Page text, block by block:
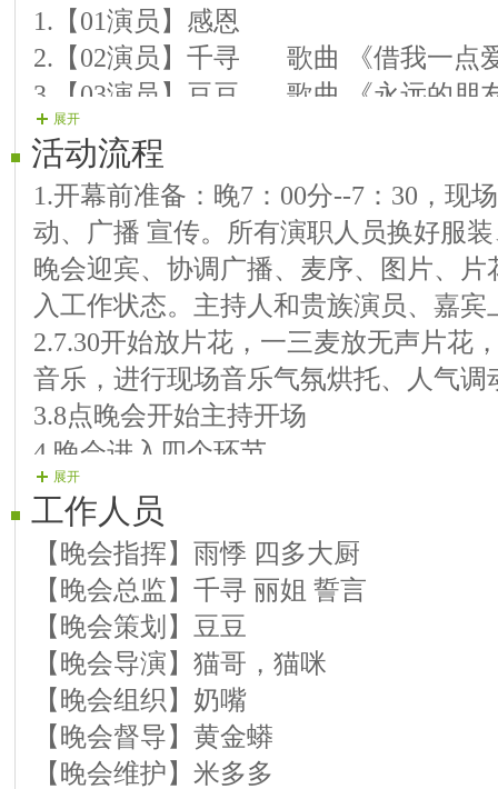
1.【01演员】感恩
2.【02演员】千寻 歌曲 《借我一点
3.【03演员】豆豆 歌曲 《永远的朋
4.【04演员】金蟒 歌曲 《许多年以
5.【05演员】水仙 歌曲 《你的眼角
6.【06演员】秋水 歌曲 《爱在身边
7.【07演员】开心猪 歌曲 《你是我的
8.【08演员】黑猫警长 歌曲 《外婆的
9.【09演员】宝宝 歌曲 《亲爱的你
10.【10演员】小 哥 歌曲 《开心马骝
11.【11演员】猫姐 歌曲 《真心换真
12.【12演员】少①點感覺 歌曲 《梧桐
13.【13演员】钰儿 歌曲 《印度舞》
14.【14演员】扯淡 歌曲 《山歌好比
15.【15演员】飛翔 歌曲 《指尖的承
16.【16演员】华哥 歌曲 《一生只爱
17.【17演员】知晓 歌曲 《和你在一
18.【18演员】尒渔 歌曲 《爱你今生
19.【19演员】茉雅 歌曲 《一曲红低
20.【20演员】静言 歌曲 《其实我是
21.【21演员】奶嘴 歌曲 《为了遇见
展开
活动流程
1.开幕前准备：晚7：00分--7：30，现
动、广播 宣传。所有演职人员换好服
晚会迎宾、协调广播、麦序、图片、
入工作状态。主持人和贵族演员、嘉
2.7.30开始放片花，一三麦放无声片花
音乐，进行现场音乐气氛烘托、人气调
3.8点晚会开始主持开场
4.晚会进入四个环节
5.主持人晚会结速。
展开
工作人员
【晚会指挥】雨悸 四多大厨
【晚会总监】千寻 丽姐 誓言
【晚会策划】豆豆
【晚会导演】猫哥，猫咪
【晚会组织】奶嘴
【晚会督导】黄金蟒
【晚会维护】米多多